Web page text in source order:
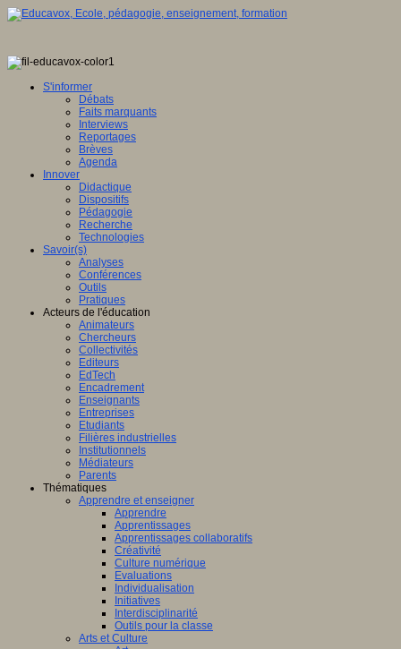
S'informer
Débats
Faits marquants
Interviews
Reportages
Brèves
Agenda
Innover
Didactique
Dispositifs
Pédagogie
Recherche
Technologies
Savoir(s)
Analyses
Conférences
Outils
Pratiques
Acteurs de l'éducation
Animateurs
Chercheurs
Collectivités
Editeurs
EdTech
Encadrement
Enseignants
Entreprises
Etudiants
Filières industrielles
Institutionnels
Médiateurs
Parents
Thématiques
Apprendre et enseigner
Apprendre
Apprentissages
Apprentissages collaboratifs
Créativité
Culture numérique
Evaluations
Individualisation
Initiatives
Interdisciplinarité
Outils pour la classe
Arts et Culture